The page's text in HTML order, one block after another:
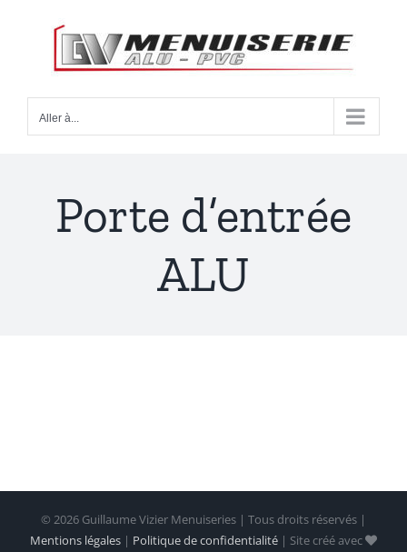
contenu
Aller à...
Porte d’entrée
ALU
© 2026 Guillaume Vizier Menuiseries | Tous droits réservés |
Mentions légales | Politique de confidentialité | Site créé avec